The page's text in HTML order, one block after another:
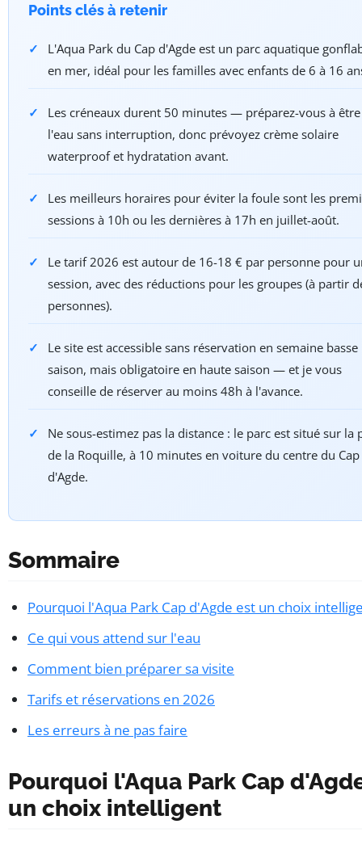
Points clés à retenir
L'Aqua Park du Cap d'Agde est un parc aquatique
en mer, idéal pour les familles avec enfants de 6 à 16
Les créneaux durent 50 minutes — préparez-vous à
l'eau sans interruption, donc prévoyez crème solaire
waterproof et hydratation avant.
Les meilleurs horaires pour éviter la foule sont les
sessions à 10h ou les dernières à 17h en juillet-août.
Le tarif 2026 est autour de 16-18 € par personne pour
session, avec des réductions pour les groupes (à partir
personnes).
Le site est accessible sans réservation en semaine basse
saison, mais obligatoire en haute saison — et je vous
conseille de réserver au moins 48h à l'avance.
Ne sous-estimez pas la distance : le parc est situé sur la
de la Roquille, à 10 minutes en voiture du centre du Cap
d'Agde.
Sommaire
Pourquoi l'Aqua Park Cap d'Agde est un choix
Ce qui vous attend sur l'eau
Comment bien préparer sa visite
Tarifs et réservations en 2026
Les erreurs à ne pas faire
Pourquoi l'Aqua Park Cap
un choix intelligent